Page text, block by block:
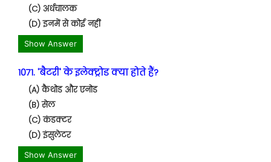
(C) अर्धचालक
(D) इनमें से कोई नहीं
Show Answer
1071. 'बैटरी' के इलेक्ट्रोड क्या होते हैं?
(A) कैथोड और एनोड
(B) सेल
(C) कंडक्टर
(D) इंसुलेटर
Show Answer